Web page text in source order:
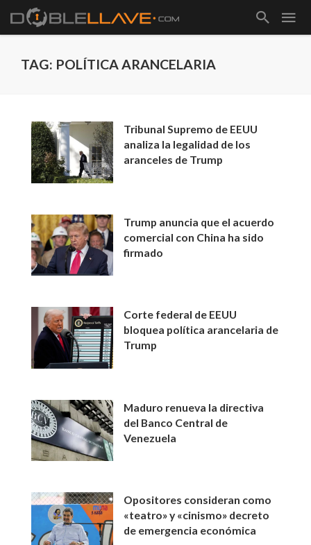
TAG: POLÍTICA ARANCELARIA
Tribunal Supremo de EEUU
analiza la legalidad de los
aranceles de Trump
Trump anuncia que el acuerdo
comercial con China ha sido
firmado
Corte federal de EEUU
bloquea política arancelaria de
Trump
Maduro renueva la directiva
del Banco Central de
Venezuela
Opositores consideran como
«teatro» y «cinismo» decreto
de emergencia económica